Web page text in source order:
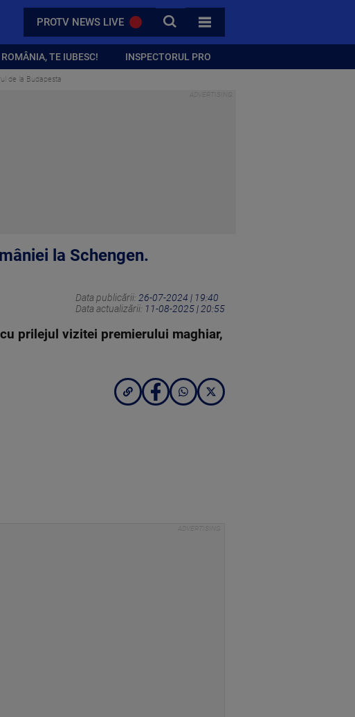
PROTV NEWS LIVE CAUTA
TOATE CATEGORIILE
ROMÂNIA, TE IUBESC! INSPECTORUL PRO
de la Budapesta
la Schengen.
Data publicării: 26-07-2024 | 19:40
Data actualizării: 11-08-2025 | 20:55
prilejul vizitei premierului maghiar,